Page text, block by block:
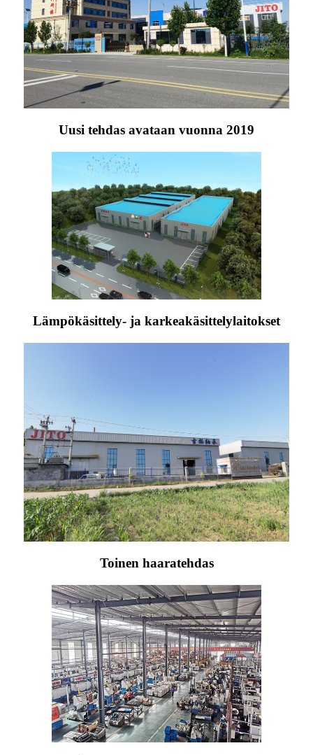
Uusi tehdas avataan vuonna 2019
Lämpökäsittely- ja karkeakäsittelylaitokset
Toinen haaratehdas